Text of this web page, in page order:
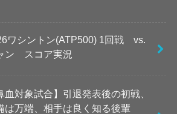
ワシントン(ATP500) 1回戦 vs.
ン スコア実況
血対象試合】引退発表後の初戦、
は万端、相手は良く知る後輩